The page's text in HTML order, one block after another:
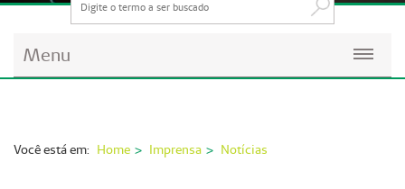
Menu
Você está em: Home Imprensa Notícias